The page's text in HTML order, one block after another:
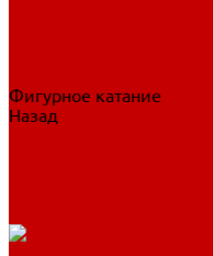
Фигурное катание
Назад